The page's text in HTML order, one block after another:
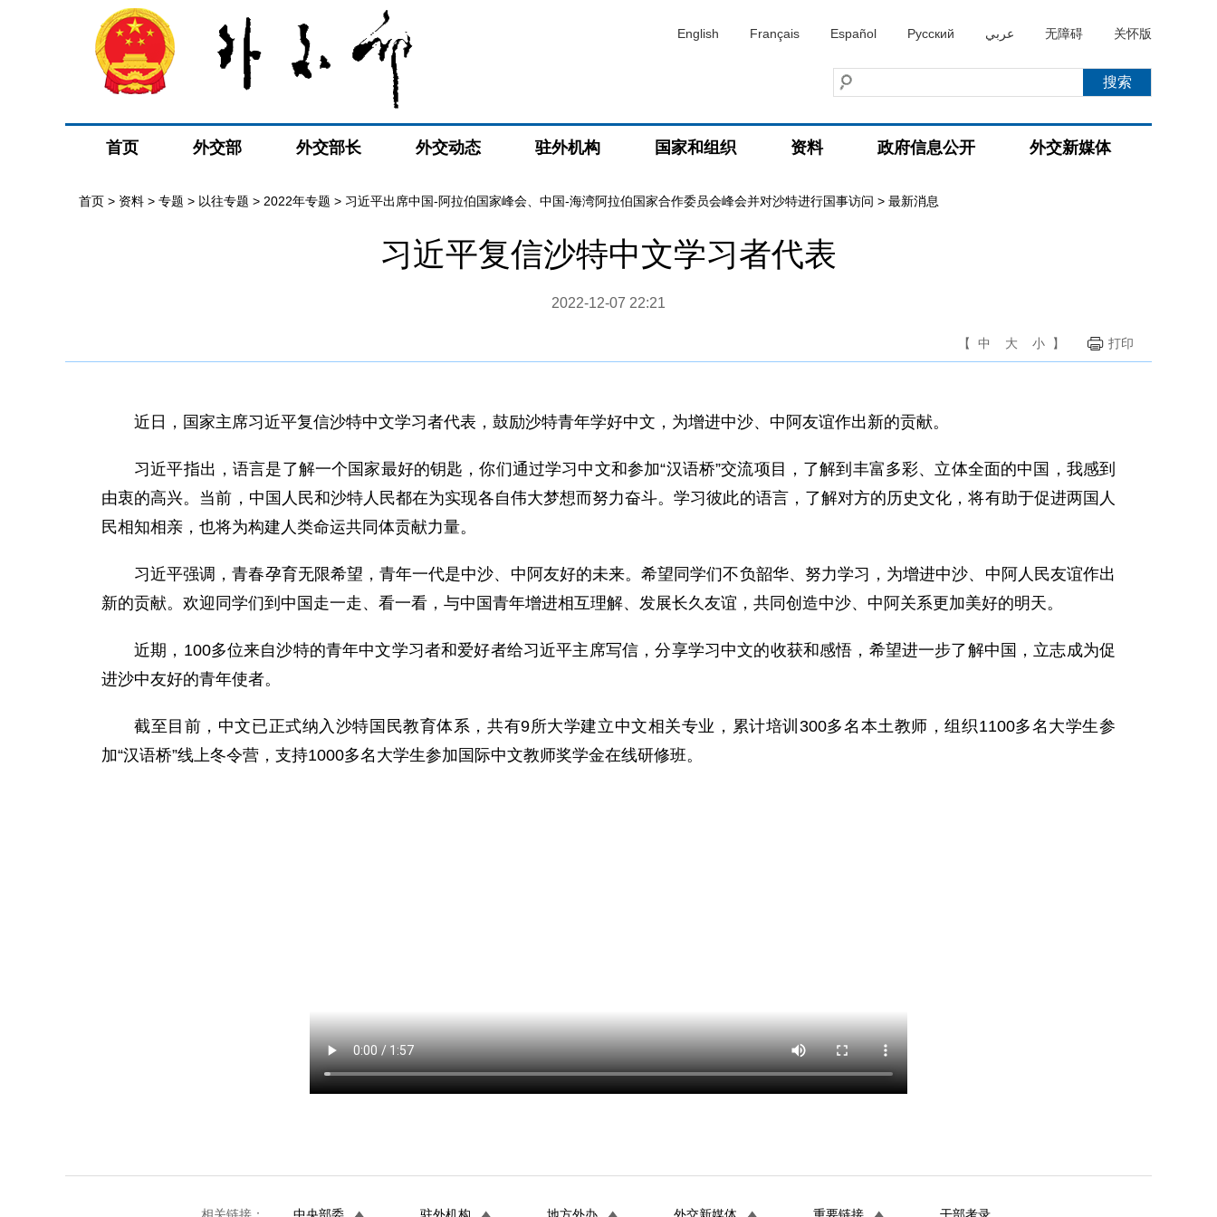
English Français Español Русский عربي 无障碍 关怀版
首页 外交部 外交部长 外交动态 驻外机构 国家和组织 资料 政府信息公开 外交新媒体
首页 > 资料 > 专题 > 以往专题 > 2022年专题 > 习近平出席中国-阿拉伯国家峰会、中国-海湾阿拉伯国家合作委员会峰会并对沙特进行国事访问 > 最新消息
习近平复信沙特中文学习者代表
2022-12-07 22:21
【 中 大 小 】 打印
近日，国家主席习近平复信沙特中文学习者代表，鼓励沙特青年学好中文，为增进中沙、中阿友谊作出新的贡献。
习近平指出，语言是了解一个国家最好的钥匙，你们通过学习中文和参加“汉语桥”交流项目，了解到丰富多彩、立体全面的中国，我感到
由衷的高兴。当前，中国人民和沙特人民都在为实现各自伟大梦想而努力奋斗。学习彼此的语言，了解对方的历史文化，将有助于促进两国人
民相知相亲，也将为构建人类命运共同体贡献力量。
习近平强调，青春孕育无限希望，青年一代是中沙、中阿友好的未来。希望同学们不负韶华、努力学习，为增进中沙、中阿人民友谊作出
新的贡献。欢迎同学们到中国走一走、看一看，与中国青年增进相互理解、发展长久友谊，共同创造中沙、中阿关系更加美好的明天。
近期，100多位来自沙特的青年中文学习者和爱好者给习近平主席写信，分享学习中文的收获和感悟，希望进一步了解中国，立志成为促
进沙中友好的青年使者。
截至目前，中文已正式纳入沙特国民教育体系，共有9所大学建立中文相关专业，累计培训300多名本土教师，组织1100多名大学生参
加“汉语桥”线上冬令营，支持1000多名大学生参加国际中文教师奖学金在线研修班。